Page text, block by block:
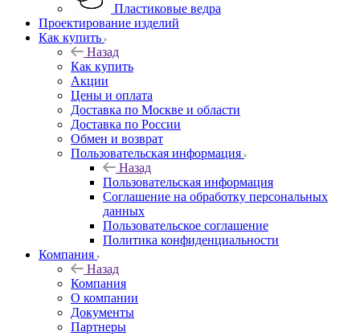
Пластиковые ведра
Проектирование изделий
Как купить
Назад
Как купить
Акции
Цены и оплата
Доставка по Москве и области
Доставка по России
Обмен и возврат
Пользовательская информация
Назад
Пользовательская информация
Соглашение на обработку персональных
данных
Пользовательское соглашение
Политика конфиденциальности
Компания
Назад
Компания
О компании
Документы
Партнеры